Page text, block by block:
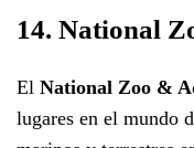
14. National
El National Zoo &
lugares en el mundo